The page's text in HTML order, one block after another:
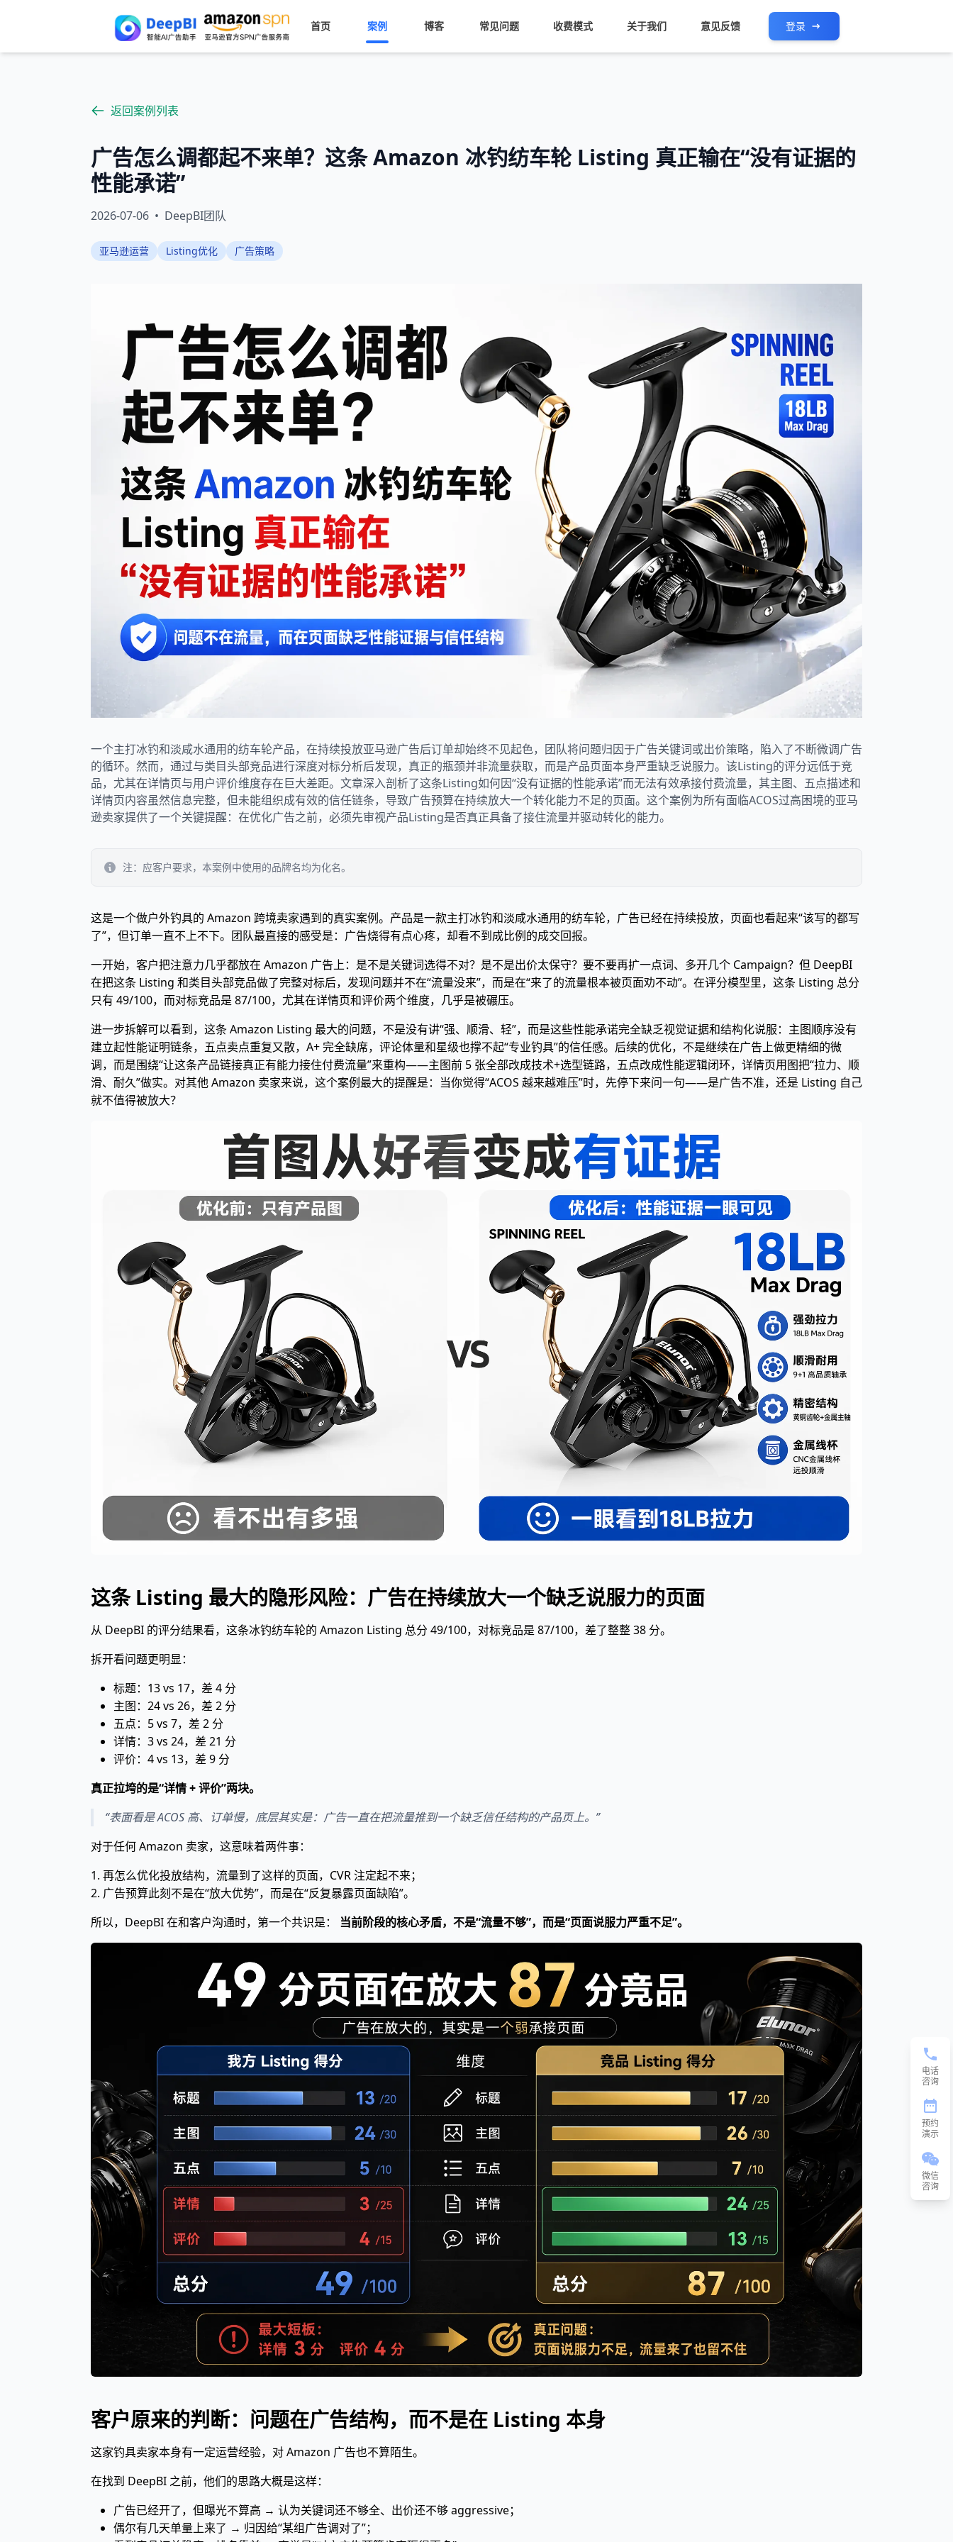
首页 案例 博客 常见问题 收费模式 关于我们 意见反馈 登录
返回案例列表
广告怎么调都起不来单？这条 Amazon 冰钓纺车轮 Listing 真正输在“没有证据的
性能承诺”
2026-07-06 • DeepBI团队
亚马逊运营 Listing优化 广告策略
一个主打冰钓和淡咸水通用的纺车轮产品，在持续投放亚马逊广告后订单却始终不见起色，团队将问题归因于广告关键词或出价策略，陷入了不断微调广告
的循环。然而，通过与类目头部竞品进行深度对标分析后发现，真正的瓶颈并非流量获取，而是产品页面本身严重缺乏说服力。该Listing的评分远低于竞
品，尤其在详情页与用户评价维度存在巨大差距。文章深入剖析了这条Listing如何因“没有证据的性能承诺”而无法有效承接付费流量，其主图、五点描述和
详情页内容虽然信息完整，但未能组织成有效的信任链条，导致广告预算在持续放大一个转化能力不足的页面。这个案例为所有面临ACOS过高困境的亚马
逊卖家提供了一个关键提醒：在优化广告之前，必须先审视产品Listing是否真正具备了接住流量并驱动转化的能力。
注：应客户要求，本案例中使用的品牌名均为化名。
这是一个做户外钓具的 Amazon 跨境卖家遇到的真实案例。产品是一款主打冰钓和淡咸水通用的纺车轮，广告已经在持续投放，页面也看起来“该写的都写
了”，但订单一直不上不下。团队最直接的感受是：广告烧得有点心疼，却看不到成比例的成交回报。
一开始，客户把注意力几乎都放在 Amazon 广告上：是不是关键词选得不对？是不是出价太保守？要不要再扩一点词、多开几个 Campaign？但 DeepBI
在把这条 Listing 和类目头部竞品做了完整对标后，发现问题并不在“流量没来”，而是在“来了的流量根本被页面劝不动”。在评分模型里，这条 Listing 总分
只有 49/100，而对标竞品是 87/100，尤其在详情页和评价两个维度，几乎是被碾压。
进一步拆解可以看到，这条 Amazon Listing 最大的问题，不是没有讲“强、顺滑、轻”，而是这些性能承诺完全缺乏视觉证据和结构化说服：主图顺序没有
建立起性能证明链条，五点卖点重复又散，A+ 完全缺席，评论体量和星级也撑不起“专业钓具”的信任感。后续的优化，不是继续在广告上做更精细的微
调，而是围绕“让这条产品链接真正有能力接住付费流量”来重构——主图前 5 张全部改成技术+选型链路，五点改成性能逻辑闭环，详情页用图把“拉力、顺
滑、耐久”做实。对其他 Amazon 卖家来说，这个案例最大的提醒是：当你觉得“ACOS 越来越难压”时，先停下来问一句——是广告不准，还是 Listing 自己
就不值得被放大？
这条 Listing 最大的隐形风险：广告在持续放大一个缺乏说服力的页面
从 DeepBI 的评分结果看，这条冰钓纺车轮的 Amazon Listing 总分 49/100，对标竞品是 87/100，差了整整 38 分。
拆开看问题更明显：
标题：13 vs 17，差 4 分
主图：24 vs 26，差 2 分
五点：5 vs 7，差 2 分
详情：3 vs 24，差 21 分
评价：4 vs 13，差 9 分
真正拉垮的是“详情 + 评价”两块。
“表面看是 ACOS 高、订单慢，底层其实是：广告一直在把流量推到一个缺乏信任结构的产品页上。”
对于任何 Amazon 卖家，这意味着两件事：
1. 再怎么优化投放结构，流量到了这样的页面，CVR 注定起不来；
2. 广告预算此刻不是在“放大优势”，而是在“反复暴露页面缺陷”。
所以，DeepBI 在和客户沟通时，第一个共识是： 当前阶段的核心矛盾，不是“流量不够”，而是“页面说服力严重不足”。
客户原来的判断：问题在广告结构，而不是在 Listing 本身
这家钓具卖家本身有一定运营经验，对 Amazon 广告也不算陌生。
在找到 DeepBI 之前，他们的思路大概是这样：
广告已经开了，但曝光不算高 → 认为关键词还不够全、出价还不够 aggressive；
偶尔有几天单量上来了 → 归因给“某组广告调对了”；
电话
咨询
预约
演示
微信
咨询